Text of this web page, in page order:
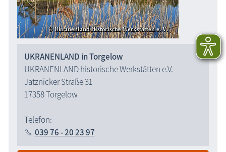
UKRANENLAND in Torgelow
UKRANENLAND historische Werkstätten e.V.
Jatznicker Straße 31
17358 Torgelow
Telefon:
039 76 - 20 23 97